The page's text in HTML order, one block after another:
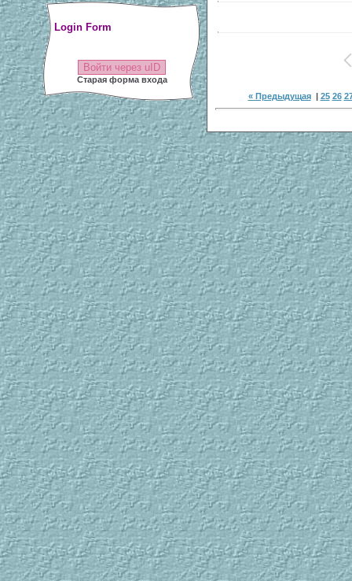
Login Form
Войти через uID
Старая форма входа
« Предыдущая| 25 26